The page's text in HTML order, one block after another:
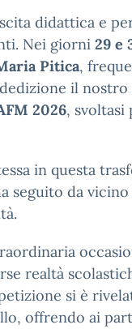
didattica e
Nei giorni 29 e
Pitica,
il
2026, svoltasi
in questa
seguito da vicino
realtà
si è
offrendo ai